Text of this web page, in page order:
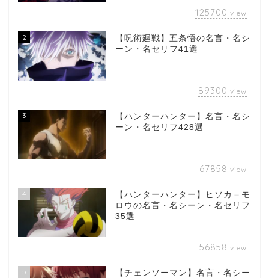
125700 view
2
【呪術廻戦】五条悟の名言・名シ
ーン・名セリフ41選
89300 view
3
【ハンターハンター】名言・名シ
ーン・名セリフ428選
67858 view
4
【ハンターハンター】ヒソカ＝モ
ロウの名言・名シーン・名セリフ
35選
56858 view
5
【チェンソーマン】名言・名シー